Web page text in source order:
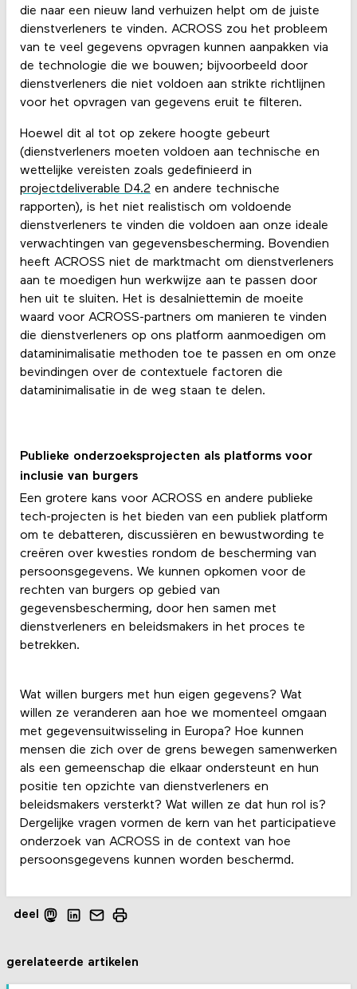
die naar een nieuw land verhuizen helpt om de juiste
dienstverleners te vinden. ACROSS zou het probleem
van te veel gegevens opvragen kunnen aanpakken via
de technologie die we bouwen; bijvoorbeeld door
dienstverleners die niet voldoen aan strikte richtlijnen
voor het opvragen van gegevens eruit te filteren.
Hoewel dit al tot op zekere hoogte gebeurt
(dienstverleners moeten voldoen aan technische en
wettelijke vereisten zoals gedefinieerd in
projectdeliverable D4.2 en andere technische
rapporten), is het niet realistisch om voldoende
dienstverleners te vinden die voldoen aan onze ideale
verwachtingen van gegevensbescherming. Bovendien
heeft ACROSS niet de marktmacht om dienstverleners
aan te moedigen hun werkwijze aan te passen door
hen uit te sluiten. Het is desalniettemin de moeite
waard voor ACROSS-partners om manieren te vinden
die dienstverleners op ons platform aanmoedigen om
dataminimalisatie methoden toe te passen en om onze
bevindingen over de contextuele factoren die
dataminimalisatie in de weg staan te delen.
Publieke onderzoeksprojecten als platforms voor
inclusie van burgers
Een grotere kans voor ACROSS en andere publieke
tech-projecten is het bieden van een publiek platform
om te debatteren, discussiëren en bewustwording te
creëren over kwesties rondom de bescherming van
persoonsgegevens. We kunnen opkomen voor de
rechten van burgers op gebied van
gegevensbescherming, door hen samen met
dienstverleners en beleidsmakers in het proces te
betrekken.
Wat willen burgers met hun eigen gegevens? Wat
willen ze veranderen aan hoe we momenteel omgaan
met gegevensuitwisseling in Europa? Hoe kunnen
mensen die zich over de grens bewegen samenwerken
als een gemeenschap die elkaar ondersteunt en hun
positie ten opzichte van dienstverleners en
beleidsmakers versterkt? Wat willen ze dat hun rol is?
Dergelijke vragen vormen de kern van het participatieve
onderzoek van ACROSS in de context van hoe
persoonsgegevens kunnen worden beschermd.
deel
gerelateerde artikelen